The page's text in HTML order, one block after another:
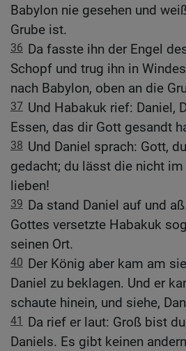
Babylon nie gesehen und
Grube ist.
36 Da fasste ihn der Engel
Schopf und trug ihn in
nach Babylon, oben an die
37 Und Habakuk rief: Daniel,
Essen, das dir Gott gesandt
38 Und Daniel sprach: Gott,
gedacht; du lässt die nicht
lieben!
39 Da stand Daniel auf und
Gottes versetzte Habakuk
seinen Ort.
40 Der König aber kam am
Daniel zu beklagen. Und er
schaute hinein, und siehe,
41
Da rief er laut: Groß bist
Daniels. Es gibt keinen